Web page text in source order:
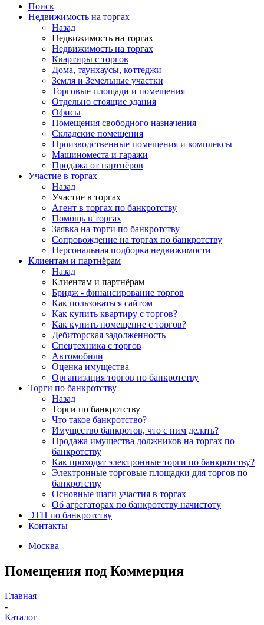
Поиск
Недвижимость на торгах
Назад
Недвижимость на торгах
Недвижимость на торгах
Квартиры с торгов
Дома, таунхаусы, коттеджи
Земля и Земельные участки
Торговые площади и помещения
Отдельно стоящие здания
Офисы
Помещения свободного назначения
Складские помещения
Производственные помещения и комплексы
Машиноместа и гаражи
Продажа от партнёров
Участие в торгах
Назад
Участие в торгах
Агент в торгах по банкротству
Помощь в торгах
Заявка на торги по банкротству
Сопровождение на торгах по банкротству
Персональная подборка недвижимости
Клиентам и партнёрам
Назад
Клиентам и партнёрам
Бридж - финансирование торгов
Как пользоваться сайтом
Как купить квартиру с торгов?
Как купить помещение с торгов?
Дебиторская задолженность
Спецтехника с торгов
Автомобили
Оценка имущества
Организация торгов по банкротству
Торги по банкротству
Назад
Торги по банкротству
Что такое банкротство?
Имущество банкротов, что с ним делать?
Продажа имущества должников на торгах по
банкротству
Как проходят электронные торги по банкротству?
Электронные торговые площадки для торгов по
банкротству
Основные шаги участия в торгах
Об агрегаторах по банкротству начистоту
ЭТП по банкротству
Контакты
Москва
Помещения под Коммерция
Главная
-
Каталог